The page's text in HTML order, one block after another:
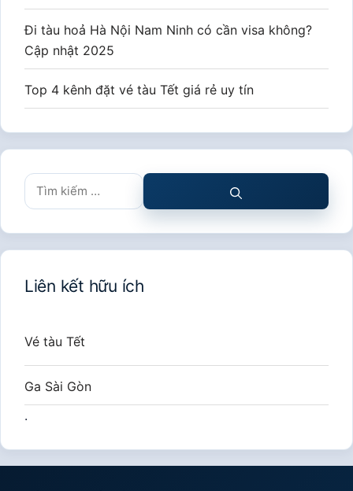
Đi tàu hoả Hà Nội Nam Ninh có cần visa không?
Cập nhật 2025
Top 4 kênh đặt vé tàu Tết giá rẻ uy tín
Tìm
kiếm
Liên kết hữu ích
Vé tàu Tết
Ga Sài Gòn
.